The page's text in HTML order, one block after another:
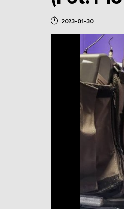
2023-01-30